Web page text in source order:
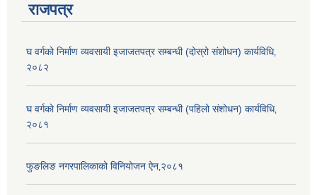
राजपत्र
घ वर्गको निर्माण व्यवसायी इजाजतपत्र सम्बन्धी (दोस्रो संशोधन) कार्यविधि‚
२०८२
घ वर्गको निर्माण व्यवसायी इजाजतपत्र सम्बन्धी (पहिलो संशोधन) कार्यविधि‚
२०८१
फुङलिङ नगरपालिकाको विनियोजन ऐन‚२०८१